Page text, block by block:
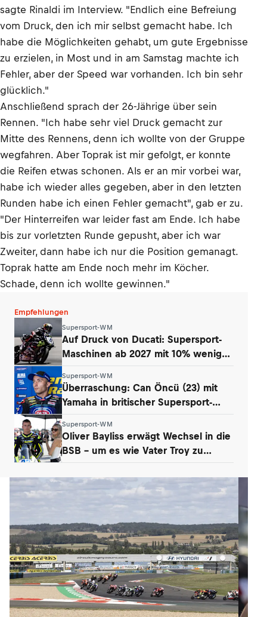
sagte Rinaldi im Interview. "Endlich eine Befreiung
vom Druck, den ich mir selbst gemacht habe. Ich
habe die Möglichkeiten gehabt, um gute Ergebnisse
zu erzielen, in Most und in am Samstag machte ich
Fehler, aber der Speed war vorhanden. Ich bin sehr
glücklich."
Anschließend sprach der 26-Jährige über sein
Rennen. "Ich habe sehr viel Druck gemacht zur
Mitte des Rennens, denn ich wollte von der Gruppe
wegfahren. Aber Toprak ist mir gefolgt, er konnte
die Reifen etwas schonen. Als er an mir vorbei war,
habe ich wieder alles gegeben, aber in den letzten
Runden habe ich einen Fehler gemacht", gab er zu.
"Der Hinterreifen war leider fast am Ende. Ich habe
bis zur vorletzten Runde gepusht, aber ich war
Zweiter, dann habe ich nur die Position gemanagt.
Toprak hatte am Ende noch mehr im Köcher.
Schade, denn ich wollte gewinnen."
Empfehlungen
Supersport-WM
Auf Druck von Ducati: Supersport-
Maschinen ab 2027 mit 10% weniger
Supersport-WM
Überraschung: Can Öncü (23) mit
Yamaha in britischer Supersport-
Supersport-WM
Oliver Bayliss erwägt Wechsel in die
BSB – um es wie Vater Troy zu